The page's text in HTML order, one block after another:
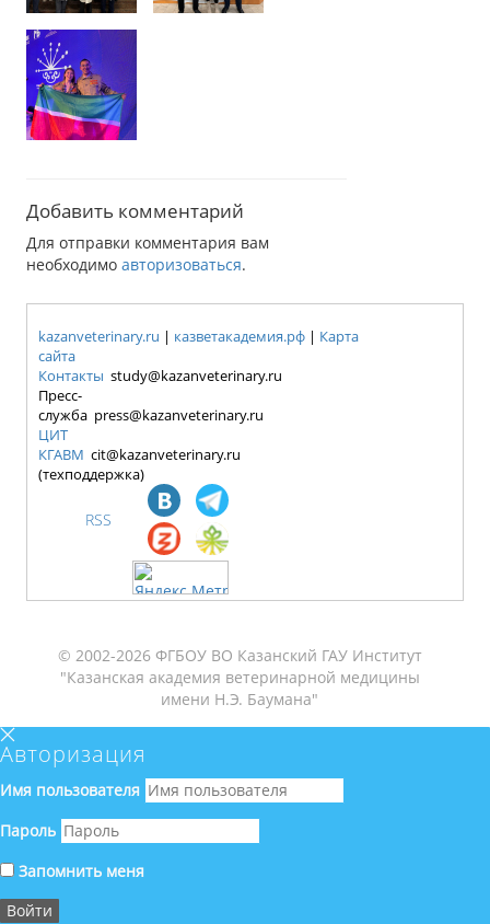
Добавить комментарий
Для отправки комментария вам
необходимо авторизоваться.
kazanveterinary.ru | казветакадемия.рф | Карта
сайта
Контакты study@kazanveterinary.ru
Пресс-
служба press@kazanveterinary.ru
ЦИТ
КГАВМ cit@kazanveterinary.ru
(техподдержка)
RSS
© 2002-2026 ФГБОУ ВО Казанский ГАУ Институт
"Казанская академия ветеринарной медицины
имени Н.Э. Баумана"
Авторизация
Имя пользователя
Пароль
Запомнить меня